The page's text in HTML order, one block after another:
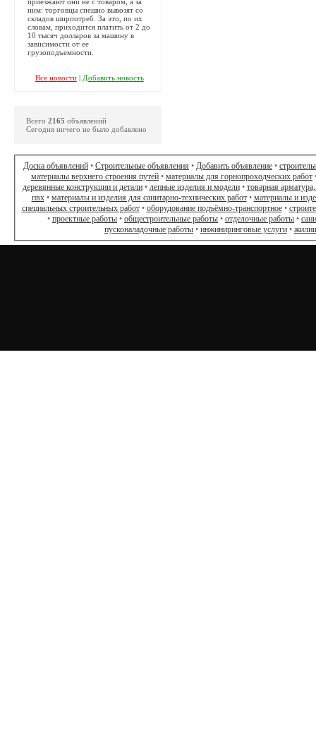
ним: торговцы спешно вывозят со
складов ширпотреб. За это, по их
словам, приходится платить от 2 до
10 тысяч долларов за машину в
зависимости от ее
грузоподъемности.
Все новости| Добавить новость
Всего 2165 объявлений
Сегодня ничего не было добавлено
Доска объявлений • Строительные объявления • Добавить объявление •
материалы верхнего строения путей • материалы для горнопроходческих работ
деревянные конструкции и детали• лепные изделия и модели• товарная
пвх• материалы и изделия для санитарно-технических работ• материалы и
специальных строительных работ• оборудование подъёмно-транспортное•
• проектные работы • общестроительные работы • отделочные работы •
пусконаладочные работы • инжиниринговые услуги •